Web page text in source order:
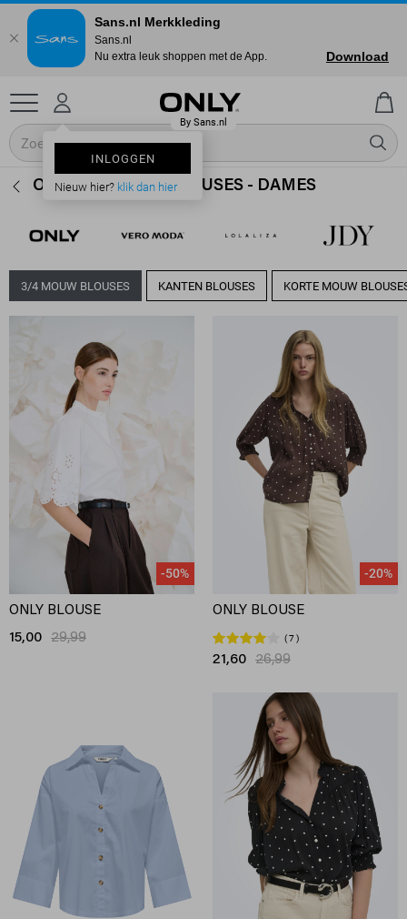
INLOGGEN
Nieuw hier? klik dan hier
ONLY 3/4 MOUW BLOUSES - DAMES
3/4 MOUW BLOUSES KANTEN BLOUSES KORTE MOUW
-50%
ONLY BLOUSE
15,00 29,99
-20%
ONLY BLOUSE
7
21,60 26,99
Sans.nl Merkkleding
Sans.nl
Nu extra leuk shoppen met de App.
Download